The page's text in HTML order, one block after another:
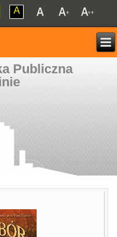
A
Publiczna